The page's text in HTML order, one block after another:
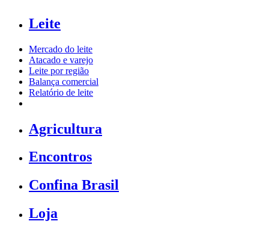
Leite
Mercado do leite
Atacado e varejo
Leite por região
Balança comercial
Relatório de leite
Agricultura
Encontros
Confina Brasil
Loja